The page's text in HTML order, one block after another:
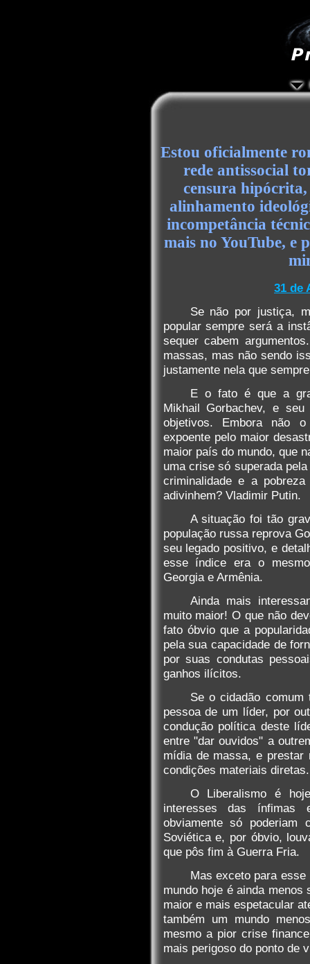
Estou oficialmente
rede antissocial
censura hipócrita,
alinhamento
incompetância
mais no YouTube, e
31 de
Se não por justiça,
popular sempre será a
sequer cabem
massas, mas não sendo
justamente nela que
E o fato é que a
Mikhail Gorbachev, e
objetivos. Embora não
expoente pelo maior
maior país do mundo, que
uma crise só superada
criminalidade e a
adivinhem? Vladimir Putin.
A situação foi tão
população russa reprova
seu legado positivo, e
esse índice era o
Georgia e Armênia.
Ainda mais
muito maior! O que não
fato óbvio que a
pela sua capacidade de
por suas condutas
ganhos ilícitos.
Se o cidadão
pessoa de um líder, por
condução política deste
entre "dar ouvidos" a
mídia de massa, e
condições materiais diretas.
O Liberalismo é
interesses das ínfimas
obviamente só poderiam
Soviética e, por óbvio,
que pôs fim à Guerra Fria.
Mas exceto para
mundo hoje é ainda menos
maior e mais espetacular
também um mundo
mesmo a pior crise
mais perigoso do ponto de